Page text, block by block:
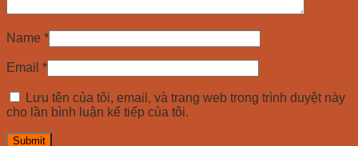
Name *
Email *
Lưu tên của tôi, email, và trang web trong trình duyệt này
cho lần bình luận kế tiếp của tôi.